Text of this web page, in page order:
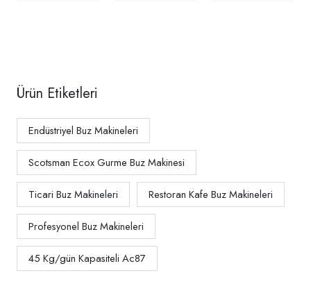
Ürün Etiketleri
Endüstriyel Buz Makineleri
Scotsman Ecox Gurme Buz Makinesi
Ticari Buz Makineleri Restoran Kafe Buz Makineleri
Profesyonel Buz Makineleri
45 Kg/gün Kapasiteli Ac87